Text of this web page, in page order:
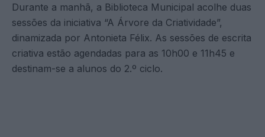
Durante a manhã, a Biblioteca Municipal acolhe duas
sessões da iniciativa “A Árvore da Criatividade”,
dinamizada por Antonieta Félix. As sessões de escrita
criativa estão agendadas para as 10h00 e 11h45 e
destinam-se a alunos do 2.º ciclo.